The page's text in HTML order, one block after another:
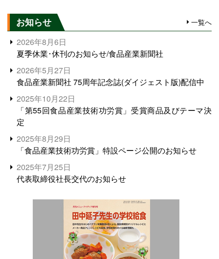
お知らせ 一覧へ
2026年8月6日
夏季休業･休刊のお知らせ/食品産業新聞社
2026年5月27日
食品産業新聞社 75周年記念誌(ダイジェスト版)配信中
2025年10月22日
「第55回食品産業技術功労賞」受賞商品及びテーマ決
定
2025年8月29日
「食品産業技術功労賞」特設ページ公開のお知らせ
2025年7月25日
代表取締役社長交代のお知らせ